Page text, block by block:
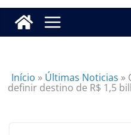
Início » Últimas Noticias »
definir destino de R$ 1,5